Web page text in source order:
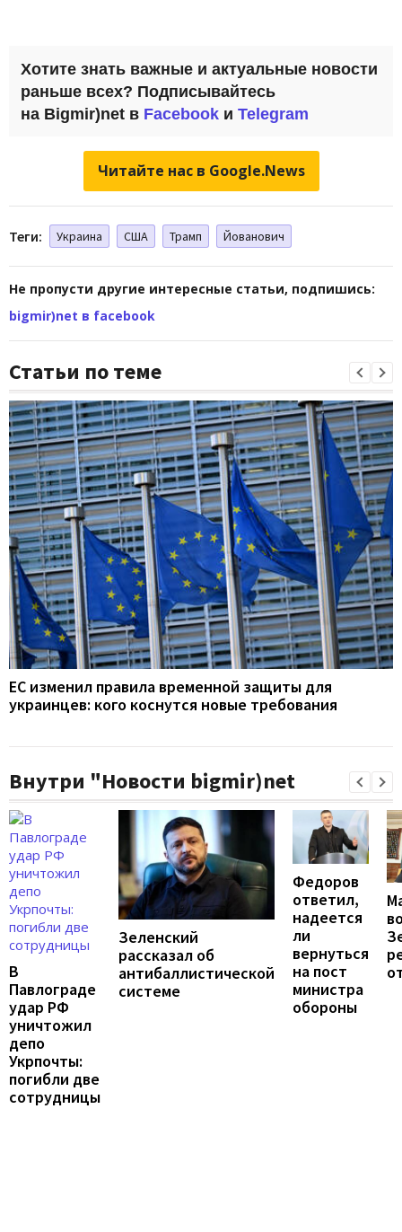
Хотите знать важные и актуальные новости
раньше всех? Подписывайтесь
на Bigmir)net в Facebook и Telegram
Читайте нас в Google.News
Теги: Украина США Трамп Йованович
Не пропусти другие интересные статьи, подпишись:
bigmir)net в facebook
Статьи по теме
ЕС изменил правила временной защиты для
украинцев: кого коснутся новые требования
Внутри "Новости bigmir)net
В
Павлограде
удар РФ
уничтожил
депо
Укрпочты:
погибли две
сотрудницы
Зеленский
рассказал об
антибаллистической
системе
Федоров
ответил,
надеется
ли
вернуться
на пост
министра
обороны